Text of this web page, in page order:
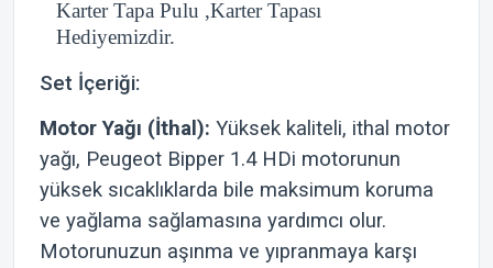
Karter Tapa Pulu ,Karter Tapası
Hediyemizdir.
Set İçeriği:
Motor Yağı (İthal): Yüksek kaliteli, ithal motor
yağı, Peugeot Bipper 1.4 HDi motorunun
yüksek sıcaklıklarda bile maksimum koruma
ve yağlama sağlamasına yardımcı olur.
Motorunuzun aşınma ve yıpranmaya karşı